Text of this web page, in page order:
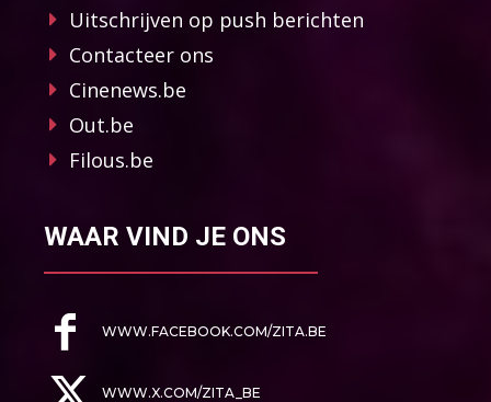
Uitschrijven op push berichten
Contacteer ons
Cinenews.be
Out.be
Filous.be
WAAR VIND JE ONS
WWW.FACEBOOK.COM/ZITA.BE
WWW.X.COM/ZITA_BE